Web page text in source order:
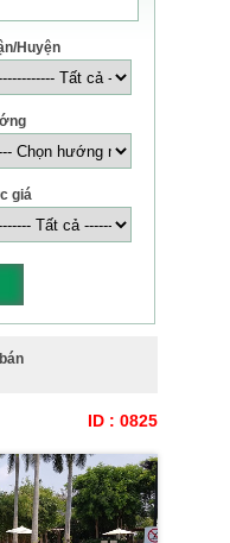
Huyện
giá
ID : 0825